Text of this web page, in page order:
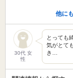
他に
30代 女
性
とっても
気がとて
き…